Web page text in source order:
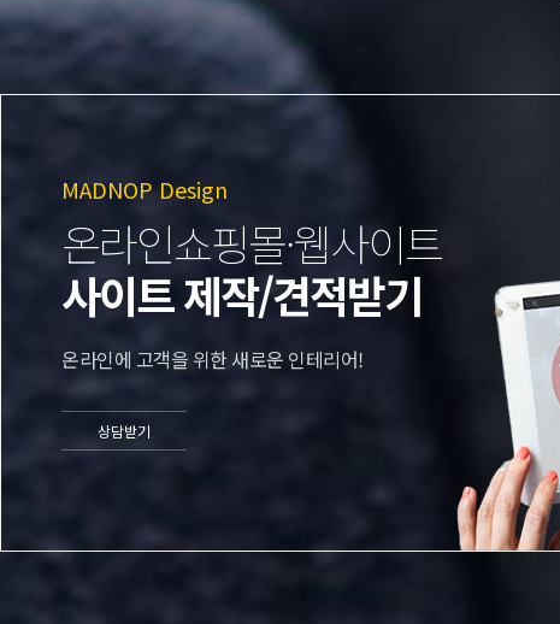
MADNOP Design
온라인쇼핑몰·웹사이트
사이트 제작/견적받기
온라인에 고객을 위한 새로운 인테리어!
상담받기